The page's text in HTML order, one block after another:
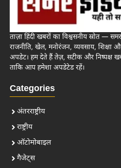
ताज़ा हिंदी खबरों का विश्वसनीय स्रोत — समर
राजनीति, खेल, मनोरंजन, व्यवसाय, शिक्षा
अपडेट। हम देते हैं तेज़, सटीक और निष्पक्ष
ताकि आप हमेशा अपडेटेड रहें।
Categories
अंतरराष्ट्रीय
राष्ट्रीय
ऑटोमोबाइल
गैजेट्स